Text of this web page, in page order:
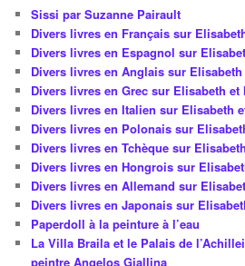
Sissi par Suzanne Pairault
Divers livres en Français sur
Divers livres en Espagnol sur
Divers livres en Anglais sur
Divers livres en Grec sur Elisabeth et
Divers livres en Italien sur Elisabeth
Divers livres en Polonais sur
Divers livres en Tchèque sur
Divers livres en Hongrois sur
Divers livres en Allemand sur
Divers livres en Japonais sur
Paperdoll à la peinture à l’eau
La Villa Braila et le Palais de
peintre Angelos Giallina